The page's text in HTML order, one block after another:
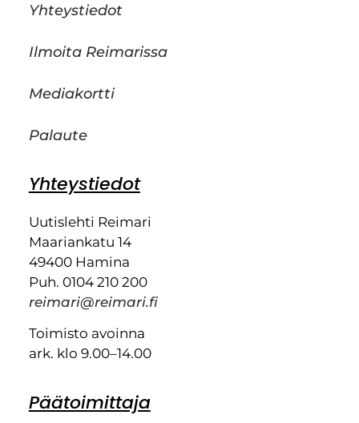
Yhteystiedot
Ilmoita Reimarissa
Mediakortti
Palaute
Yhteystiedot
Uutislehti Reimari
Maariankatu 14
49400 Hamina
Puh. 0104 210 200
reimari@reimari.fi
Toimisto avoinna
ark. klo 9.00–14.00
Päätoimittaja